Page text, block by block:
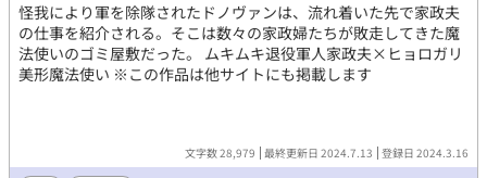
怪我により軍を除隊されたドノヴァンは、流れ着いた先で家政夫
の仕事を紹介される。そこは数々の家政婦たちが敗走してきた魔
法使いのゴミ屋敷だった。 ムキムキ退役軍人家政夫×ヒョロガリ
美形魔法使い ※この作品は他サイトにも掲載します
文字数 28,979 最終更新日 2024.7.13 登録日 2024.3.16